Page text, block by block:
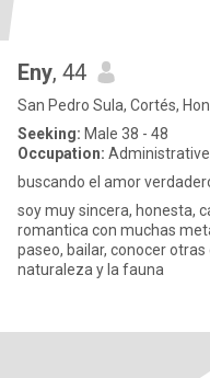
Eny, 44
San Pedro Sula, Cortés,
Seeking: Male 38 - 48
Occupation:
buscando el amor
soy muy sincera, honesta,
romantica con muchas metas por cumplir, me gusta
paseo, bailar, conocer
naturaleza y la fauna